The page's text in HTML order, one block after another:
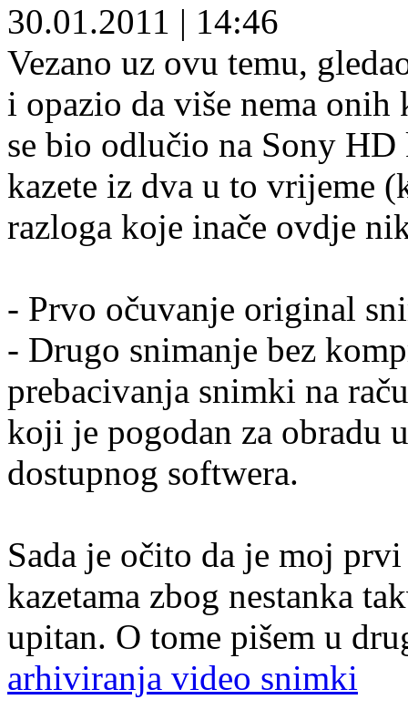
30.01.2011 | 14:46
Vezano uz ovu temu,
i opazio da više nema
se bio odlučio na Sony
kazete iz dva u to vrijeme
razloga koje inače ovdje
- Prvo očuvanje original
- Drugo snimanje bez
prebacivanja snimki na
koji je pogodan za obradu
dostupnog softwera.
Sada je očito da je moj
kazetama zbog nestanka
upitan. O tome pišem u
arhiviranja video snimki